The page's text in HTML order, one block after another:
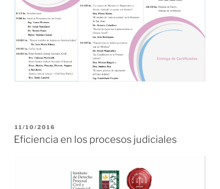
PUBLICADO
EL
11/10/2016
Eficiencia en los procesos judiciales